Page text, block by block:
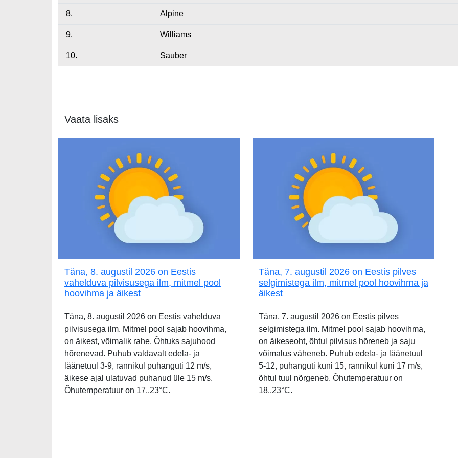
8. Alpine
9. Williams
10. Sauber
Vaata lisaks
Täna, 8. augustil 2026 on Eestis
vahelduva pilvisusega ilm, mitmel pool
hoovihma ja äikest
Täna, 8. augustil 2026 on Eestis vahelduva
pilvisusega ilm. Mitmel pool sajab hoovihma,
on äikest, võimalik rahe. Õhtuks sajuhood
hõrenevad. Puhub valdavalt edela- ja
läänetuul 3-9, rannikul puhanguti 12 m/s,
äikese ajal ulatuvad puhanud üle 15 m/s.
Õhutemperatuur on 17..23°C.
Täna, 7. augustil 2026 on Eestis pilves
selgimistega ilm, mitmel pool hoovihma ja
äikest
Täna, 7. augustil 2026 on Eestis pilves
selgimistega ilm. Mitmel pool sajab hoovihma,
on äikeseoht, õhtul pilvisus hõreneb ja saju
võimalus väheneb. Puhub edela- ja läänetuul
5-12, puhanguti kuni 15, rannikul kuni 17 m/s,
õhtul tuul nõrgeneb. Õhutemperatuur on
18..23°C.